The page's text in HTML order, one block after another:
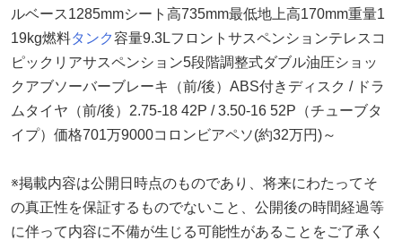
ルベース1285mmシート高735mm最低地上高170mm重量1
19kg燃料タンク容量9.3Lフロントサスペンションテレスコ
ピックリアサスペンション5段階調整式ダブル油圧ショッ
クアブソーバーブレーキ（前/後）ABS付きディスク / ドラ
ムタイヤ（前/後）2.75-18 42P / 3.50-16 52P（チューブタ
イプ）価格701万9000コロンビアペソ(約32万円)～
※掲載内容は公開日時点のものであり、将来にわたってそ
の真正性を保証するものでないこと、公開後の時間経過等
に伴って内容に不備が生じる可能性があることをご了承く